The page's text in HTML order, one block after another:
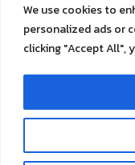
We use cookies to
personalized ads or
clicking "Accept All",
Personal Data
Cookie Policy
Privacy Policy